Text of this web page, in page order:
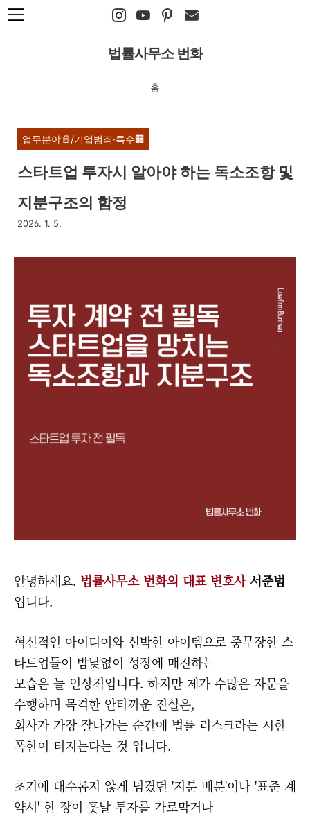
본문 바로가기
법률사무소 번화
홈
업무분야📄/기업범죄·특수🏢
스타트업 투자시 알아야 하는 독소조항 및
지분구조의 함정
2026. 1. 5.
안녕하세요. 법률사무소 번화의 대표 변호사서준범
입니다.
혁신적인 아이디어와 신박한 아이템으로 중무장한 스
타트업들이 밤낮없이 성장에 매진하는
모습은 늘 인상적입니다. 하지만 제가 수많은 자문을
수행하며 목격한 안타까운 진실은,
회사가 가장 잘나가는 순간에 법률 리스크라는 시한
폭한이 터지는다는 것 입니다.
초기에 대수롭지 않게 넘겼던 '지분 배분'이나 '표준 계
약서' 한 장이 훗날 투자를 가로막거나